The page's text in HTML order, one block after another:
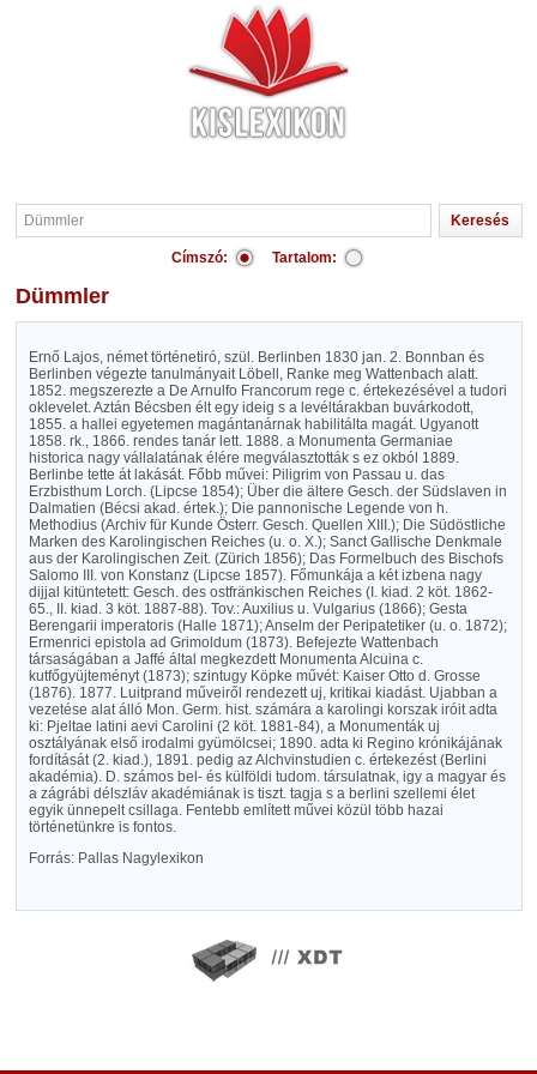
Címszó: Tartalom:
Dümmler
Ernő Lajos, német történetiró, szül. Berlinben 1830 jan. 2. Bonnban és
Berlinben végezte tanulmányait Löbell, Ranke meg Wattenbach alatt.
1852. megszerezte a De Arnulfo Francorum rege c. értekezésével a tudori
oklevelet. Aztán Bécsben élt egy ideig s a levéltárakban buvárkodott,
1855. a hallei egyetemen magántanárnak habilitálta magát. Ugyanott
1858. rk., 1866. rendes tanár lett. 1888. a Monumenta Germaniae
historica nagy vállalatának élére megválasztották s ez okból 1889.
Berlinbe tette át lakását. Főbb művei: Piligrim von Passau u. das
Erzbisthum Lorch. (Lipcse 1854); Über die ältere Gesch. der Südslaven in
Dalmatien (Bécsi akad. értek.); Die pannonische Legende von h.
Methodius (Archiv für Kunde Österr. Gesch. Quellen XIII.); Die Südöstliche
Marken des Karolingischen Reiches (u. o. X.); Sanct Gallische Denkmale
aus der Karolingischen Zeit. (Zürich 1856); Das Formelbuch des Bischofs
Salomo III. von Konstanz (Lipcse 1857). Főmunkája a két izbena nagy
dijjal kitüntetett: Gesch. des ostfränkischen Reiches (I. kiad. 2 köt. 1862-
65., II. kiad. 3 köt. 1887-88). Tov.: Auxilius u. Vulgarius (1866); Gesta
Berengarii imperatoris (Halle 1871); Anselm der Peripatetiker (u. o. 1872);
Ermenrici epistola ad Grimoldum (1873). Befejezte Wattenbach
társaságában a Jaffé által megkezdett Monumenta Alcuina c.
kutfőgyüjteményt (1873); szintugy Köpke művét: Kaiser Otto d. Grosse
(1876). 1877. Luitprand műveiről rendezett uj, kritikai kiadást. Ujabban a
vezetése alat álló Mon. Germ. hist. számára a karolingi korszak iróit adta
ki: Pjeltae latini aevi Carolini (2 köt. 1881-84), a Monumenták uj
osztályának első irodalmi gyümölcsei; 1890. adta ki Regino krónikájának
fordítását (2. kiad.), 1891. pedig az Alchvinstudien c. értekezést (Berlini
akadémia). D. számos bel- és külföldi tudom. társulatnak, igy a magyar és
a zágrábi délszláv akadémiának is tiszt. tagja s a berlini szellemi élet
egyik ünnepelt csillaga. Fentebb említett művei közül több hazai
történetünkre is fontos.
Forrás: Pallas Nagylexikon